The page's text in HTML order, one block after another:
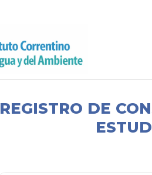
REGISTRO DE